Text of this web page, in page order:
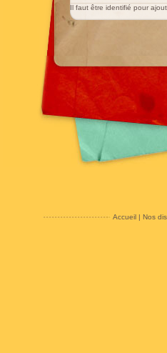
Il faut être identifié pour
Accueil| Nos